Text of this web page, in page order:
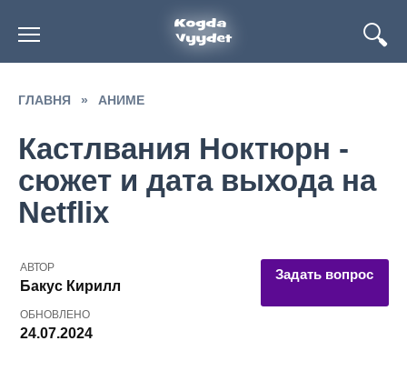
содержанию
ГЛАВНЯ » АНИМЕ
Кастлвания Ноктюрн -
сюжет и дата выхода на
Netflix
АВТОР
Бакус Кирилл
Задать вопрос
ОБНОВЛЕНО
24.07.2024